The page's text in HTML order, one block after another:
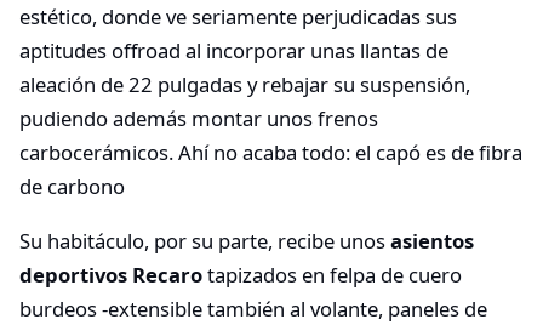
estético, donde ve seriamente perjudicadas sus
aptitudes offroad al incorporar unas llantas de
aleación de 22 pulgadas y rebajar su suspensión,
pudiendo además montar unos frenos
carbocerámicos. Ahí no acaba todo: el capó es de fibra
de carbono
Su habitáculo, por su parte, recibe unosasientos
deportivos Recarotapizados en felpa de cuero
burdeos -extensible también al volante, paneles de